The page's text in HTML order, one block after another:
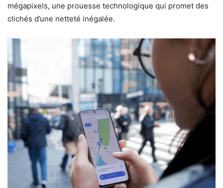
mégapixels, une prouesse technologique qui promet des
clichés d’une netteté inégalée.